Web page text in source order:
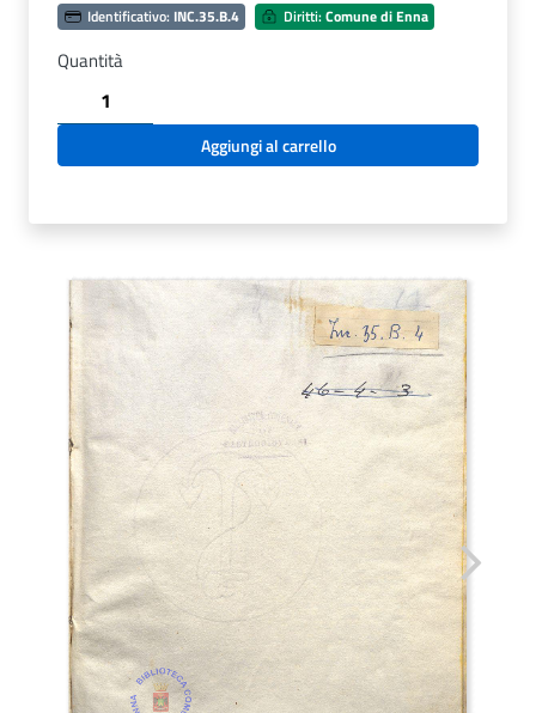
Identificativo: INC.35.B.4 Diritti:Comune di Enna
Quantità
Aesopus
moralisatus
VITA Aggiungi al carrello